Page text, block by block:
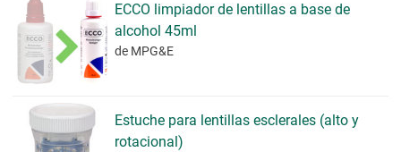
ECCO limpiador de lentillas a base de
alcohol 45ml
de MPG&E
Estuche para lentillas esclerales (alto y
rotacional)